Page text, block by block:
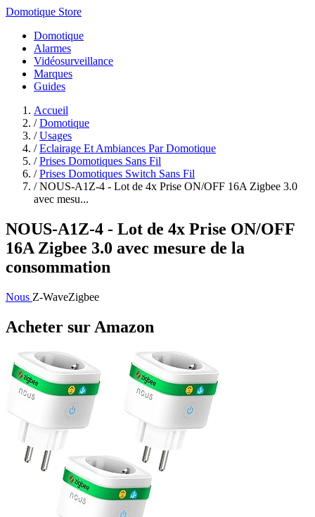
Domotique Store
Domotique
Alarmes
Vidéosurveillance
Marques
Guides
Accueil
/ Domotique
/ Usages
/ Eclairage Et Ambiances Par Domotique
/ Prises Domotiques Sans Fil
/ Prises Domotiques Switch Sans Fil
/ NOUS-A1Z-4 - Lot de 4x Prise ON/OFF 16A Zigbee 3.0
avec mesu...
NOUS-A1Z-4 - Lot de 4x Prise ON/OFF
16A Zigbee 3.0 avec mesure de la
consommation
Nous Z-WaveZigbee
Acheter sur Amazon